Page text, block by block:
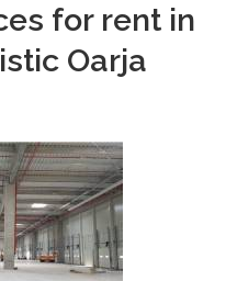
CONTACT
for rent in
Oarja